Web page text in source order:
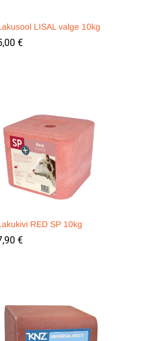
LISAL valge 10kg
€
€
RED SP 10kg
€
€